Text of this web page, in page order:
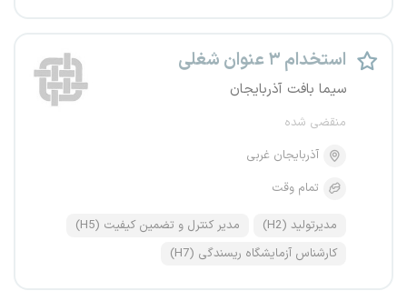
استخدام ۳ عنوان شغلی
سیما بافت آذربایجان
منقضی شده
آذربایجان غربی
تمام وقت
مدیرتولید (H2)
مدیر کنترل و تضمین کیفیت (H5)
کارشناس آزمایشگاه ریسندگی (H7)